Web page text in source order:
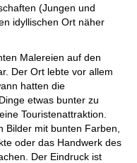
(Jungen und
idyllischen Ort näher
Malereien auf den
Der Ort lebte vor allem
hatten die
etwas bunter zu
Touristenattraktion.
mit bunten Farben,
oder das Handwerk des
Der Eindruck ist